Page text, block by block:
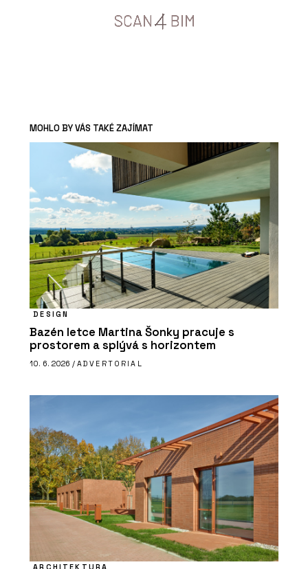
MOHLO BY VÁS TAKÉ ZAJÍMAT
DESIGN
Bazén letce Martina Šonky pracuje s
prostorem a splývá s horizontem
10. 6. 2026 / ADVERTORIAL
ARCHITEKTURA